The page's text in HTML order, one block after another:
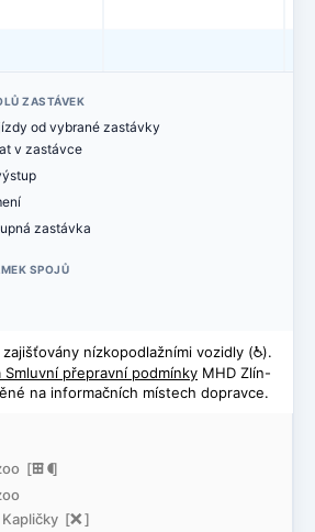
[æ(]
Kapličky [ë]
ZASTÁVEK
od vybrané zastávky
v zastávce
zastávka
SPOJŮ
nízkopodlažními vozidly (@).
Smluvní přepravní podmínky MHD Zlín-
na informačních místech dopravce.